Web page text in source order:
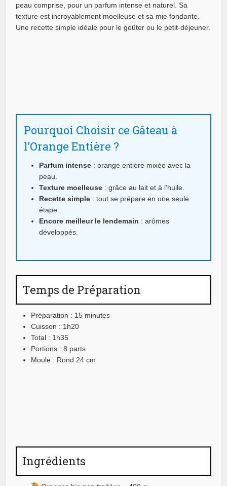
peau comprise, pour un parfum intense et naturel. Sa
texture est incroyablement moelleuse et sa mie fondante.
Une recette simple idéale pour le goûter ou le petit-déjeuner.
Pourquoi Choisir ce Gâteau à
l’Orange Entière ?
Parfum intense : orange entière mixée avec la
peau.
Texture moelleuse : grâce au lait et à l’huile.
Recette simple : tout se prépare en une seule
étape.
Encore meilleur le lendemain : arômes
développés.
Temps de Préparation
Préparation : 15 minutes
Cuisson : 1h20
Total : 1h35
Portions : 8 parts
Moule : Rond 24 cm
Ingrédients